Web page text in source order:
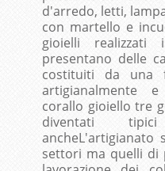
d'arredo, letti,
con martello e
gioielli
presentano delle
costituiti da una
artigianalmente
corallo gioiello tre
diventati
settori ma quelli di